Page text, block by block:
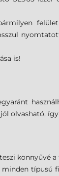
is!
olvasható,
könnyűvé
típusú